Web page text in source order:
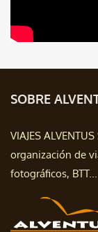
SOBRE
VIAJES
organización de
fotográficos, BTT...